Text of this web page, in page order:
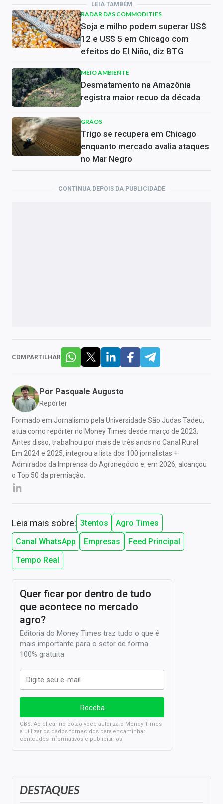
LEIA TAMBÉM
RADAR DAS COMMODITIES
Soja e milho podem superar US$
12 e US$ 5 em Chicago com
efeitos do El Niño, diz BTG
MEIO AMBIENTE
Desmatamento na Amazônia
registra maior recuo da década
GRÃOS
Trigo se recupera em Chicago
enquanto mercado avalia ataques
no Mar Negro
CONTINUA DEPOIS DA PUBLICIDADE
COMPARTILHAR
Por Pasquale Augusto
Repórter
Formado em Jornalismo pela Universidade São Judas Tadeu,
atua como repórter no Money Times desde março de 2023.
Antes disso, trabalhou por mais de três anos no Canal Rural.
Em 2024 e 2025, integrou a lista dos 100 jornalistas +
Admirados da Imprensa do Agronegócio e, em 2026, alcançou
o Top 50 da premiação.
Leia mais sobre: 3tentos
Agro Times
Canal WhatsApp
Empresas
Feed Principal
Tempo Real
DESTAQUES
Quer ficar por dentro de tudo
que acontece no mercado
agro?
Editoria do Money Times traz tudo o que é
mais importante para o setor de forma
100% gratuita
OBS: Ao clicar no botão você autoriza o Money Times
a utilizar os dados fornecidos para encaminhar
conteúdos informativos e publicitários.